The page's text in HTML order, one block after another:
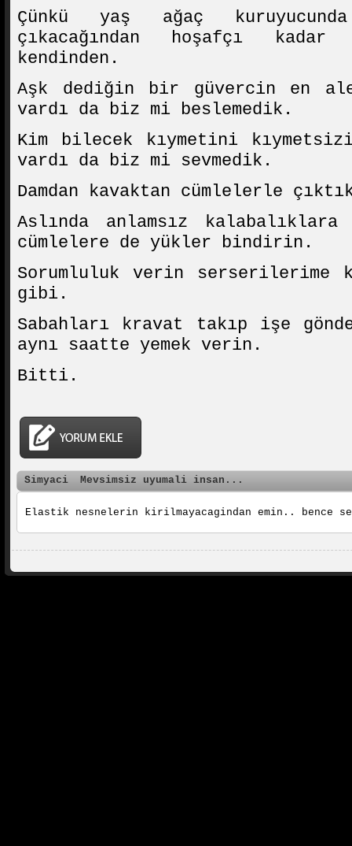
Çünkü yaş ağaç
çıkacağından hoşafçı kadar
kendinden.
Aşk dediğin bir güvercin en
vardı da biz mi beslemedik.
Kim bilecek kıymetini
vardı da biz mi sevmedik.
Damdan kavaktan cümlelerle
Aslında anlamsız
cümlelere de yükler bindirin.
Sorumluluk verin
gibi.
Sabahları kravat takıp işe
aynı saatte yemek verin.
Bitti.
Simyaci Mevsimsiz uyumali insan...
Elastik nesnelerin kirilmayacagindan emin.. bence